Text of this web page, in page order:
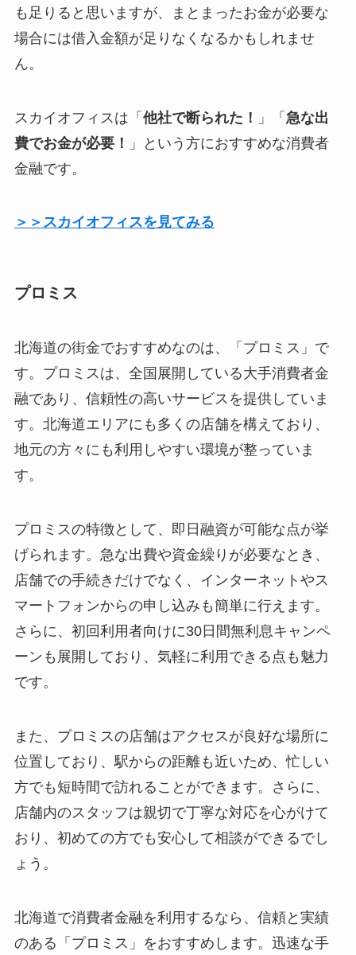
も足りると思いますが、まとまったお金が必要な
場合には借入金額が足りなくなるかもしれませ
ん。
スカイオフィスは「 他社で断られた！ 」「 急な出
費でお金が必要！
」という方におすすめな消費者
金融です。
＞＞スカイオフィスを見てみる
プロミス
北海道の街金でおすすめなのは、「プロミス」で
す。プロミスは、全国展開している大手消費者金
融であり、信頼性の高いサービスを提供していま
す。北海道エリアにも多くの店舗を構えており、
地元の方々にも利用しやすい環境が整っていま
す。
プロミスの特徴として、即日融資が可能な点が挙
げられます。急な出費や資金繰りが必要なとき、
店舗での手続きだけでなく、インターネットやス
マートフォンからの申し込みも簡単に行えます。
さらに、初回利用者向けに30日間無利息キャンペ
ーンも展開しており、気軽に利用できる点も魅力
です。
また、プロミスの店舗はアクセスが良好な場所に
位置しており、駅からの距離も近いため、忙しい
方でも短時間で訪れることができます。さらに、
店舗内のスタッフは親切で丁寧な対応を心がけて
おり、初めての方でも安心して相談ができるでし
ょう。
北海道で消費者金融を利用するなら、信頼と実績
のある「プロミス」をおすすめします。迅速な手